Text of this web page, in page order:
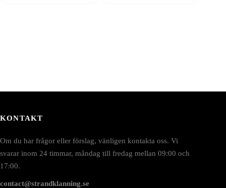
KONTAKT
Om du har frågor eller förslag, vänligen kontakta oss. Vi
svarar inom 24 timmar, måndag till fredag mellan 09:00 och
17:00.
contact@strandklanning.se